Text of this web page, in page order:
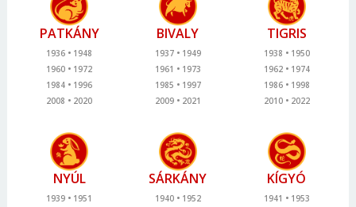
PATKÁNY
1936
1948
1960
1972
1984
1996
2008
2020
BIVALY
1937
1949
1961
1973
1985
1997
2009
2021
TIGRIS
1938
1950
1962
1974
1986
1998
2010
2022
NYÚL
1939
1951
SÁRKÁNY
1940
1952
KÍGYÓ
1941
1953